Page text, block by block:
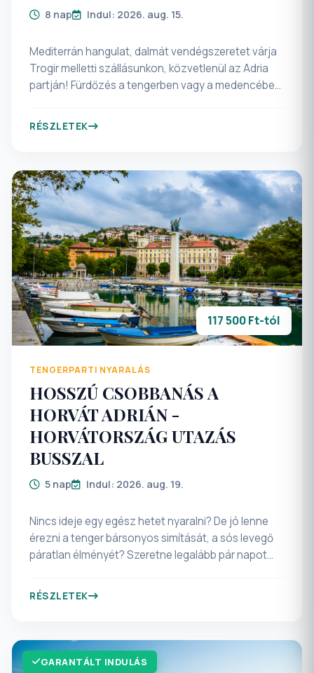
8 nap Indul: 2026. aug. 15.
Mediterrán hangulat, dalmát vendégszeretet várja
Trogir melletti szállásunkon, közvetlenül az Adria
partján! Fürdőzés a tengerben vagy a medencében,
szálloda teraszán! Most minden összejön, ami az
Split, Sibenik, Krka Nemzeti Park, Hvar-sziget és
kanyonhajózás a Cetina-folyón is szerepel
kínálatunkban!
RÉSZLETEK
117 500 Ft-tól
TENGERPARTI NYARALÁS
HOSSZÚ CSOBBANÁS A
HORVÁT ADRIÁN -
HORVÁTORSZÁG UTAZÁS
BUSSZAL
5 nap Indul: 2026. aug. 19.
Nincs ideje egy egész hetet nyaralni? De jó lenne
érezni a tenger bársonyos simítását, a sós levegő
páratlan élményét? Szeretne legalább pár napot
tenger varázslatos horvát tengerpartján, a
környezetben található, kényelmes, igényes és jó
adottságokkal rendelkező szálloda. A hotelek nagy
RÉSZLETEK
GARANTÁLT INDULÁS